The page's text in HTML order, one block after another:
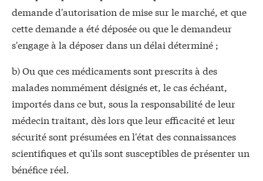
demande d'autorisation de mise sur le marché, et que
cette demande a été déposée ou que le demandeur
s'engage à la déposer dans un délai déterminé ;
b) Ou que ces médicaments sont prescrits à des
malades nommément désignés et, le cas échéant,
importés dans ce but, sous la responsabilité de leur
médecin traitant, dès lors que leur efficacité et leur
sécurité sont présumées en l'état des connaissances
scientifiques et qu'ils sont susceptibles de présenter un
bénéfice réel.